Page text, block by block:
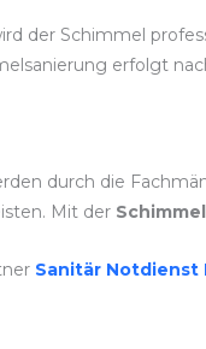
der Schimmel
erfolgt
durch die
Mit der
Sanitär Notdienst